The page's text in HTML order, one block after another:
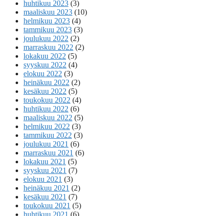
huhtikuu 2023 (3)
maaliskuu 2023 (10)
helmikuu 2023 (4)
tammikuu 2023 (3)
joulukuu 2022 (2)
marraskuu 2022 (2)
lokakuu 2022 (5)
syyskuu 2022 (4)
elokuu 2022 (3)
heinäkuu 2022 (2)
kesäkuu 2022 (5)
toukokuu 2022 (4)
huhtikuu 2022 (6)
maaliskuu 2022 (5)
helmikuu 2022 (3)
tammikuu 2022 (3)
joulukuu 2021 (6)
marraskuu 2021 (6)
lokakuu 2021 (5)
syyskuu 2021 (7)
elokuu 2021 (3)
heinäkuu 2021 (2)
kesäkuu 2021 (7)
toukokuu 2021 (5)